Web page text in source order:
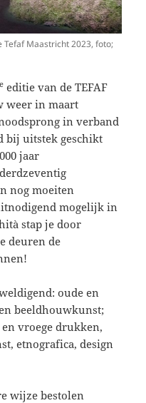
Tefaf Maastricht 2023, foto;
e editie van de TEFAF
weer in maart
in verband
bij uitstek geschikt
jaar
nog moeiten
mogelijk in
stap je door
deuren de
oude en
beeldhouwkunst;
vroege drukken,
etnografica, design
wijze bestolen